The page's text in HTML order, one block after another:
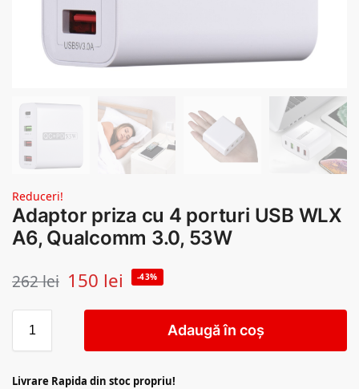
Reduceri!
Adaptor priza cu 4 porturi USB WLX
A6, Qualcomm 3.0, 53W
262lei 150 lei -43%
Adaugă în coș
Livrare Rapida din stoc propriu!